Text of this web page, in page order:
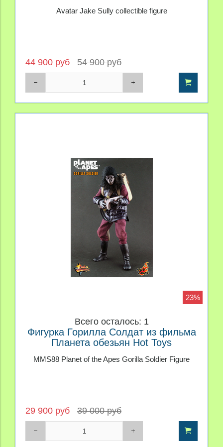
Avatar Jake Sully collectible figure
44 900 руб 54 900 руб
23%
Всего осталось: 1
Фигурка Горилла Солдат из фильма
Планета обезьян Hot Toys
MMS88 Planet of the Apes Gorilla Soldier Figure
29 900 руб 39 000 руб